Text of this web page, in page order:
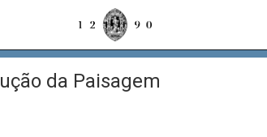
da Paisagem